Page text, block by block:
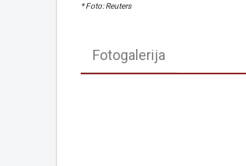
* Foto: Reuters
Fotogalerija